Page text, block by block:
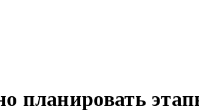
планировать